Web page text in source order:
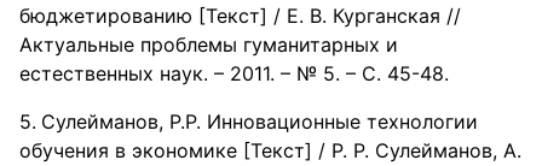
бюджетированию [Текст] / Е. В. Курганская //
Актуальные проблемы гуманитарных и
естественных наук. – 2011. – № 5. – С. 45-48.
Сулейманов, Р.Р. Инновационные технологии
обучения в экономике [Текст] / Р. Р. Сулейманов, А.